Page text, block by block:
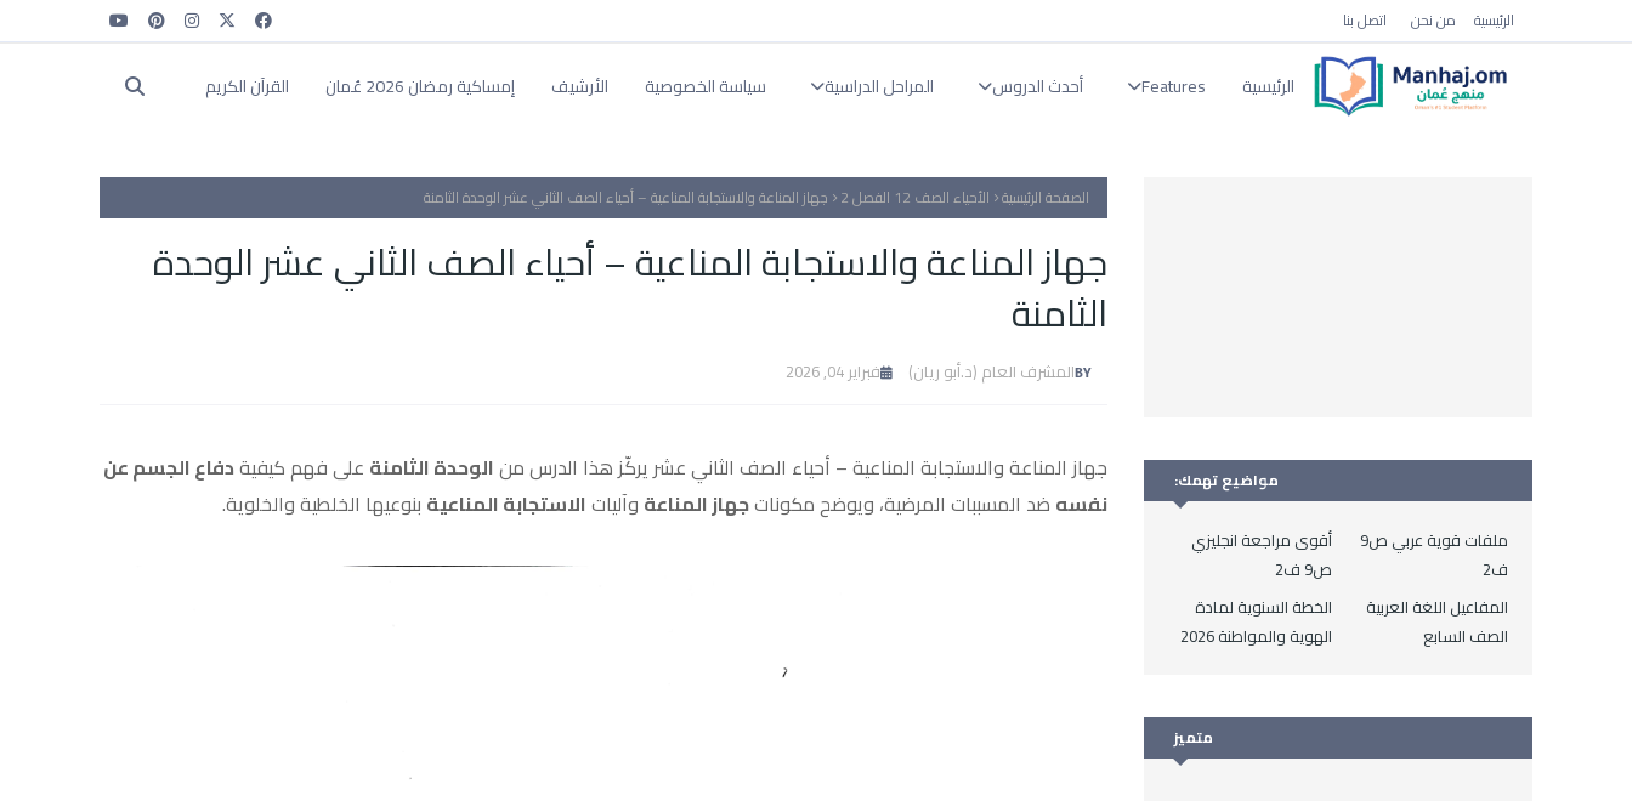
الرئيسية من نحن اتصل بنا
الرئيسية Features أحدث الدروس المراحل الدراسية سياسة الخصوصية الأرشيف إمساكية رمضان 2026 عُمان القرآن الكريم
الصفحة الرئيسية الأحياء الصف 12 الفصل 2 جهاز المناعة والاستجابة المناعية – أحياء الصف الثاني عشر الوحدة الثامنة
جهاز المناعة والاستجابة المناعية – أحياء الصف الثاني عشر الوحدة
الثامنة
المشرف العام (د.أبو ريان) فبراير 04, 2026
جهاز المناعة والاستجابة المناعية – أحياء الصف الثاني عشر يركّز هذا الدرس من الوحدة الثامنة على فهم كيفيةدفاع الجسم عن
نفسه ضد المسببات المرضية، ويوضح مكوناتجهاز المناعة وآليات الاستجابة المناعية بنوعيها الخلطية والخلوية.
مواضيع تهمك:
أقوى مراجعة انجليزي
ص9 ف2
ملفات قوية عربي ص9
ف2
الخطة السنوية لمادة
الهوية والمواطنة 2026
المفاعيل اللغة العربية
الصف السابع
متميز